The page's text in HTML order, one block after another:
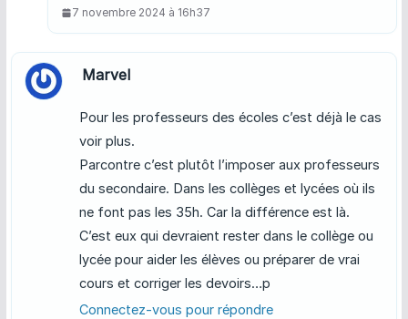
7 novembre 2024 à 16h37
Marvel
Pour les professeurs des écoles c’est déjà le cas
voir plus.
Parcontre c’est plutôt l’imposer aux professeurs
du secondaire. Dans les collèges et lycées où ils
ne font pas les 35h. Car la différence est là.
C’est eux qui devraient rester dans le collège ou
lycée pour aider les élèves ou préparer de vrai
cours et corriger les devoirs…p
Connectez-vous pour répondre